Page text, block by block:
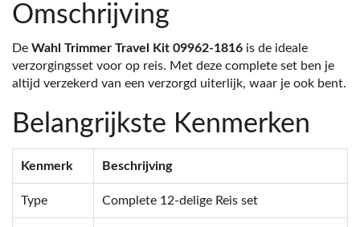
Omschrijving
De Wahl Trimmer Travel Kit 09962-1816 is de ideale
verzorgingsset voor op reis. Met deze complete set ben je
altijd verzekerd van een verzorgd uiterlijk, waar je ook bent.
Belangrijkste Kenmerken
Kenmerk Beschrijving
Type Complete 12-delige Reis set